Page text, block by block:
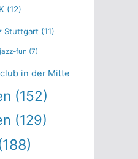
(12)
Stuttgart (11)
jazz-fun (7)
in der Mitte
(152)
(129)